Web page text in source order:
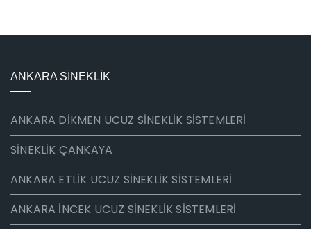
ANKARA SİNEKLİK
ANKARA DİKMEN UCUZ SİNEKLİK SİSTEMLERİ
SİNEKLİK ÇANKAYA
ANKARA ETLİK UCUZ SİNEKLİK SİSTEMLERİ
ANKARA İNCEK UCUZ SİNEKLİK SİSTEMLERİ